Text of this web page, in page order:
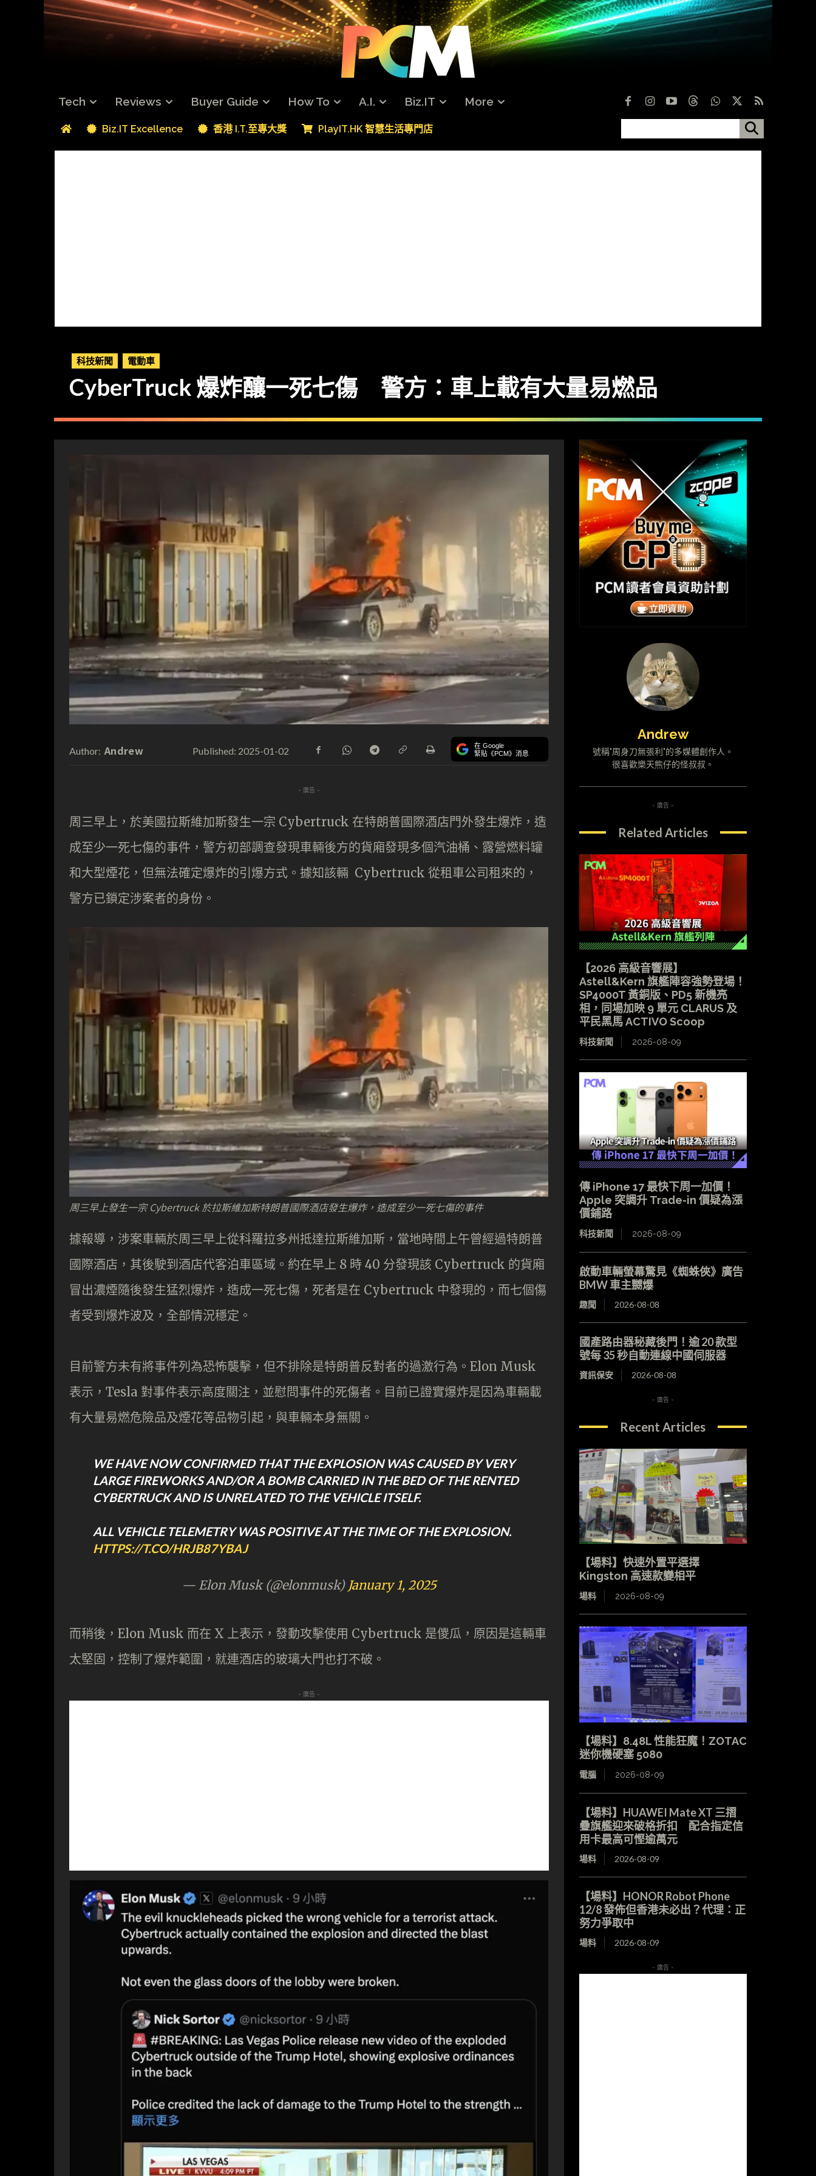
Tech Reviews Buyer Guide How To A.I. Biz.IT More
Biz.IT Excellence 香港 I.T.至專大獎 PlayIT.HK 智慧生活專門店
科技新聞 電動車
CyberTruck 爆炸釀一死七傷 警方：車上載有大量易燃品
Author: Andrew Published: 2025-01-02 在 Google
緊貼《PCM》消息
- 廣告 -
周三早上，於美國拉斯維加斯發生一宗 Cybertruck 在特朗普國際酒店門外發生爆炸，造
成至少一死七傷的事件，警方初部調查發現車輛後方的貨廂發現多個汽油桶、露營燃料罐
和大型煙花，但無法確定爆炸的引爆方式。據知該輛 Cybertruck 從租車公司租來的，
警方已鎖定涉案者的身份。
周三早上發生一宗 Cybertruck 於拉斯維加斯特朗普國際酒店發生爆炸，造成至少一死七傷的事件
據報導，涉案車輛於周三早上從科羅拉多州抵達拉斯維加斯，當地時間上午曾經過特朗普
國際酒店，其後駛到酒店代客泊車區域。約在早上 8 時 40 分發現該 Cybertruck 的貨廂
冒出濃煙隨後發生猛烈爆炸，造成一死七傷，死者是在 Cybertruck 中發現的，而七個傷
者受到爆炸波及，全部情況穩定。
目前警方未有將事件列為恐怖襲擊，但不排除是特朗普反對者的過激行為。Elon Musk
表示，Tesla 對事件表示高度關注，並慰問事件的死傷者。目前已證實爆炸是因為車輛載
有大量易燃危險品及煙花等品物引起，與車輛本身無關。
WE HAVE NOW CONFIRMED THAT THE EXPLOSION WAS CAUSED BY VERY
LARGE FIREWORKS AND/OR A BOMB CARRIED IN THE BED OF THE RENTED
CYBERTRUCK AND IS UNRELATED TO THE VEHICLE ITSELF.
ALL VEHICLE TELEMETRY WAS POSITIVE AT THE TIME OF THE EXPLOSION.
HTTPS://T.CO/HRJB87YBAJ
— Elon Musk (@elonmusk) January 1, 2025
而稍後，Elon Musk 而在 X 上表示，發動攻擊使用 Cybertruck 是儍瓜，原因是這輛車
太堅固，控制了爆炸範圍，就連酒店的玻璃大門也打不破。
- 廣告 -
Andrew
號稱"周身刀無張利"的多媒體創作人。
很喜歡樂天熊仔的怪叔叔。
- 廣告 -
Related Articles
【2026 高級音響展】
Astell&Kern 旗艦陣容強勢登場！
SP4000T 黃銅版、PD5 新機亮
相，同場加映 9 單元 CLARUS 及
平民黑馬 ACTIVO Scoop
科技新聞 2026-08-09
傳 iPhone 17 最快下周一加價！
Apple 突調升 Trade-in 價疑為漲
價鋪路
科技新聞 2026-08-09
啟動車輛螢幕驚見《蜘蛛俠》廣告
BMW 車主嬲爆
趣聞 2026-08-08
國產路由器秘藏後門！逾 20 款型
號每 35 秒自動連線中國伺服器
資訊保安 2026-08-08
- 廣告 -
Recent Articles
【場料】快速外置平選擇
Kingston 高速款變相平
場料 2026-08-09
【場料】8.48L 性能狂魔！ZOTAC
迷你機硬塞 5080
電腦 2026-08-09
【場料】HUAWEI Mate XT 三摺
疊旗艦迎來破格折扣 配合指定信
用卡最高可慳逾萬元
場料 2026-08-09
【場料】HONOR Robot Phone
12/8 發佈但香港未必出？代理：正
努力爭取中
場料 2026-08-09
- 廣告 -